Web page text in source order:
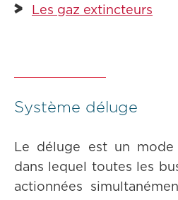
Les gaz extincteurs
Système déluge
Le déluge est un mode
dans lequel toutes les
actionnées